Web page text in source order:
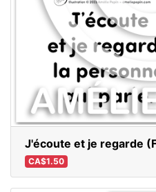
J'écoute et je regarde
CA$1.50